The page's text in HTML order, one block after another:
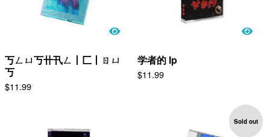
丂ㄥㄩ丂卄卂ㄥ丨匚丨ㄖㄩ
丂
$11.99
学者的 lp
$11.99
Sold out